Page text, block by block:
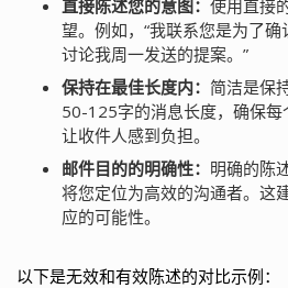
直接陈述您的意图： 使用直接
望。例如，“我联系您是为了确
讨论我周一发送的提案。”
保持在最佳长度内： 简洁是保
50-125字的消息长度，确保
让收件人感到负担。
邮件目的的明确性： 明确的陈
将您定位为高效的沟通者。这
应的可能性。
以下是无效和有效陈述的对比示例：